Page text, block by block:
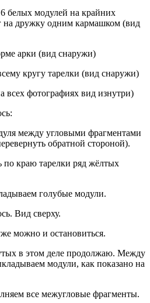
белых модулей на крайних
на дружку одним кармашком (вид
арки (вид снаружи)
кругу тарелки (вид снаружи)
всех фотографиях вид изнутри)
между угловыми фрагментами
обратной стороной).
краю тарелки ряд жёлтых
голубые модули.
Вид сверху.
можно и остановиться.
в этом деле продолжаю. Между
модули, как показано на
все межугловые фрагменты.